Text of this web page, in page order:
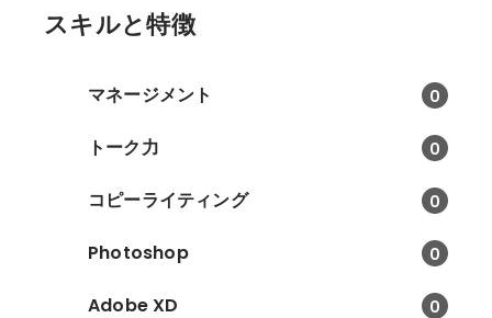
スキルと特徴
マネージメント 0
トーク力 0
コピーライティング 0
Photoshop 0
Adobe XD 0